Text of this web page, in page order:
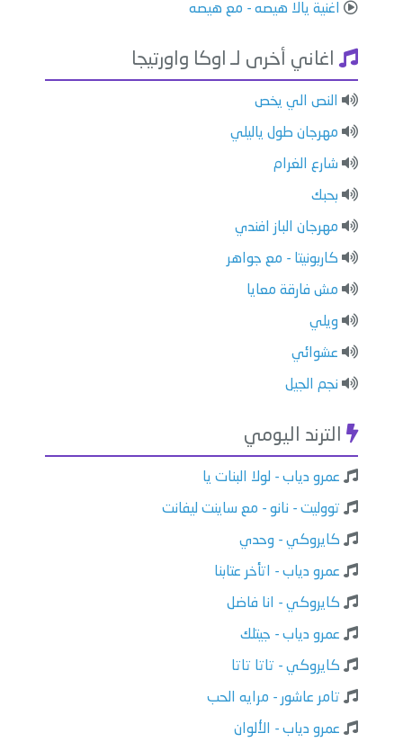
اغنية يالا هيصه - مع هيصه
اغاني أخرى لـ اوكا واورتيجا
النص الي يخص
مهرجان طول ياليلي
شارع الغرام
بحبك
مهرجان الباز افندي
كاربونيتا - مع جواهر
مش فارقة معايا
ويلي
عشوائي
نجم الجيل
الترند اليومي
عمرو دياب - لولا البنات يا
تووليت - نانو - مع ساينت ليفانت
كايروكي - وحدي
عمرو دياب - اتأخر عتابنا
كايروكي - انا فاضل
عمرو دياب - جيتلك
كايروكي - تاتا تاتا
تامر عاشور - مرايه الحب
عمرو دياب - الألوان